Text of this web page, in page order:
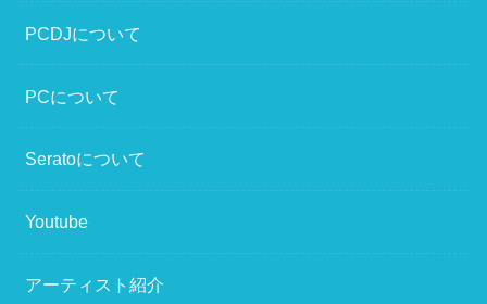
PCDJについて
PCについて
Seratoについて
Youtube
アーティスト紹介